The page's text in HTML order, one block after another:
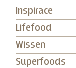
Inspirace
Lifefood
Wissen
Superfoods